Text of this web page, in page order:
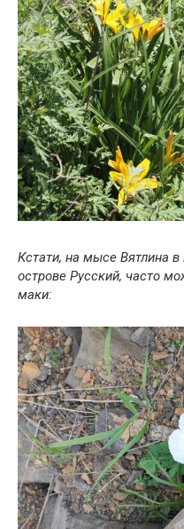
Кстати, на мысе Вятлина
острове Русский, часто
маки: